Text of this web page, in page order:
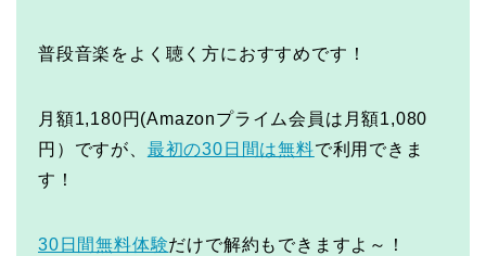
普段音楽をよく聴く方におすすめです！
月額1,180円(Amazonプライム会員は月額1,080
円）ですが、 最初の30日間は無料で利用できま
す！
30日間無料体験だけで解約もできますよ～！